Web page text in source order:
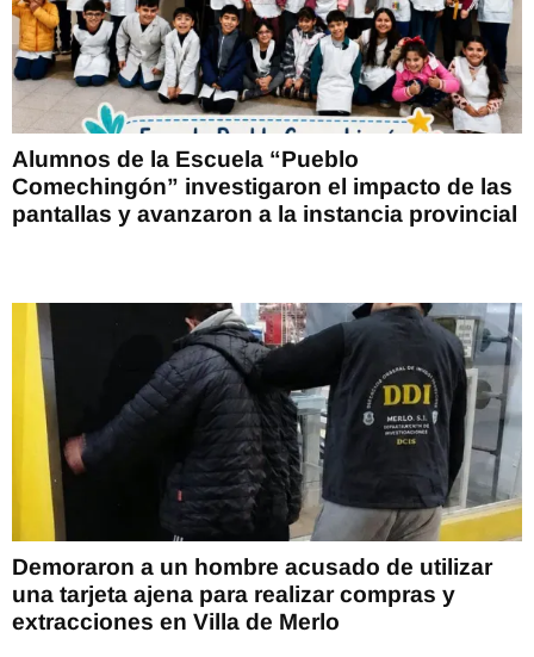
Alumnos de la Escuela “Pueblo
Comechingón” investigaron el impacto de las
pantallas y avanzaron a la instancia provincial
Demoraron a un hombre acusado de utilizar
una tarjeta ajena para realizar compras y
extracciones en Villa de Merlo